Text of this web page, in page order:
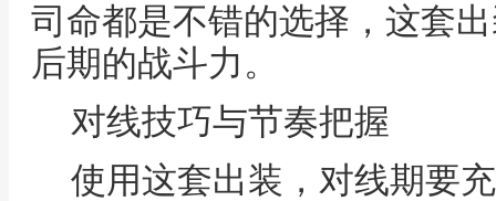
司命都是不错的选择，这套
后期的战斗力。
对线技巧与节奏把握
使用这套出装，对线期要